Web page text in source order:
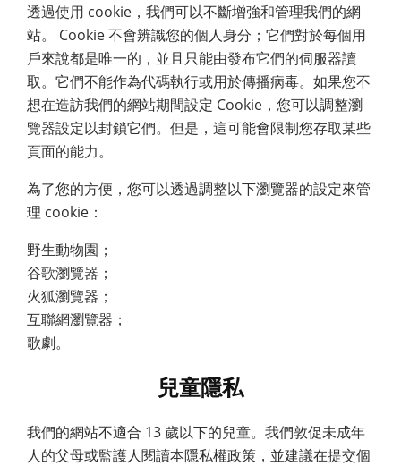
透過使用 cookie，我們可以不斷增強和管理我們的網
站。 Cookie 不會辨識您的個人身分；它們對於每個用
戶來說都是唯一的，並且只能由發布它們的伺服器讀
取。它們不能作為代碼執行或用於傳播病毒。如果您不
想在造訪我們的網站期間設定 Cookie，您可以調整瀏
覽器設定以封鎖它們。但是，這可能會限制您存取某些
頁面的能力。
為了您的方便，您可以透過調整以下瀏覽器的設定來管
理 cookie：
野生動物園；
谷歌瀏覽器；
火狐瀏覽器；
互聯網瀏覽器；
歌劇。
兒童隱私
我們的網站不適合 13 歲以下的兒童。我們敦促未成年
人的父母或監護人閱讀本隱私權政策，並建議在提交個